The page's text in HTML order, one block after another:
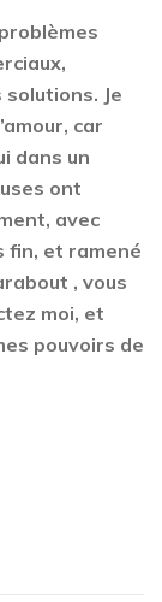
Je
car
dans un
ont
avec
fin, et ramené
, vous
moi, et
pouvoirs de